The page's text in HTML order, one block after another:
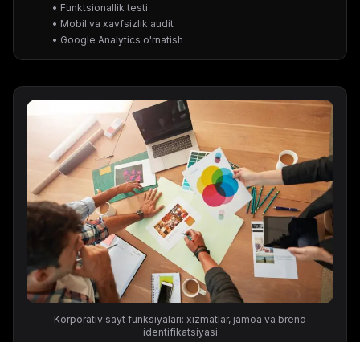
• Funktsionallik testi
• Mobil va xavfsizlik audit
• Google Analytics o'rnatish
Korporativ sayt funksiyalari: xizmatlar, jamoa va brend
identifikatsiyasi